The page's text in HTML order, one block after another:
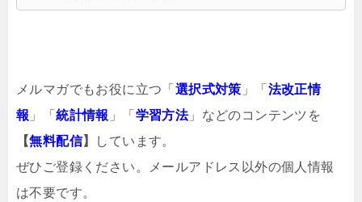
メルマガでもお役に立つ「 選択式対策 」「 法改正情
報 」「統計情報 」「 学習方法」などのコンテンツを
【無料配信】
しています。
ぜひご登録ください。メールアドレス以外の個人情報
は不要です。